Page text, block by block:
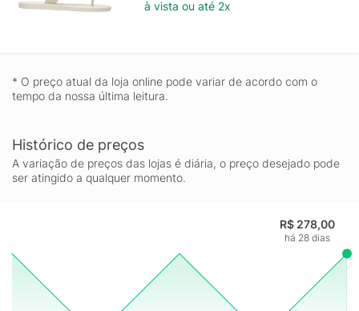
à vista ou até 2x
* O preço atual da loja online pode variar de acordo com o
tempo da nossa última leitura.
Histórico de preços
A variação de preços das lojas é diária, o preço desejado pode
ser atingido a qualquer momento.
R$ 278,00
há 28 dias